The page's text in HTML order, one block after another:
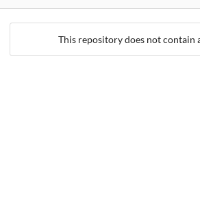
This repository does not contain